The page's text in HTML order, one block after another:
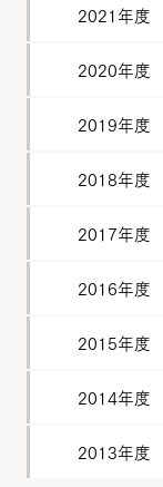
2021年度
2020年度
2019年度
2018年度
2017年度
2016年度
2015年度
2014年度
2013年度